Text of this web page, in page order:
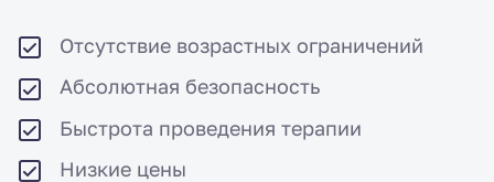
Отсутствие возрастных ограничений
Абсолютная безопасность
Быстрота проведения терапии
Низкие цены